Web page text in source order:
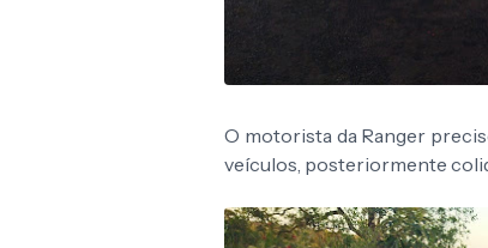
O motorista da Ranger
veículos, posteriormente